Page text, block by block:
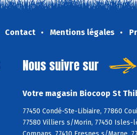
Contact Mentions légales
Nous suivre sur
Votre magasin Biocoop St
77450 Condé-Ste-Libiaire, 77860
77580 Villiers s/Morin, 77450 Isles-